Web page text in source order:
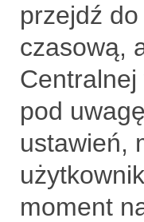
przejdź
czasową,
pod
ustawień,
moment